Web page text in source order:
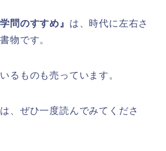
学問のすすめ』 は、時代に左右さ
物です。
るものも売っています。
、ぜひ一度読んでみてくださ